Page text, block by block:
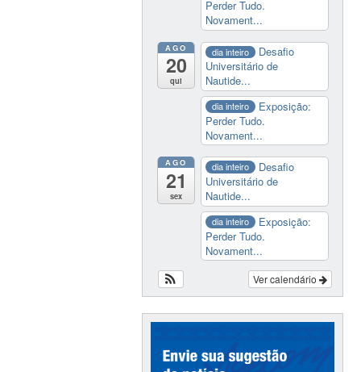
Perder Tudo.
Novament...
AGO
20
qui
dia inteiro
Desafio
Universitário de
Nautide...
dia inteiro
Exposição:
Perder Tudo.
Novament...
AGO
21
sex
dia inteiro
Desafio
Universitário de
Nautide...
dia inteiro
Exposição:
Perder Tudo.
Novament...
Ver calendário